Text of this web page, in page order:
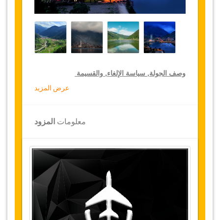
وصف الجولة, سياسة الإلغاء, والقسيمة
تقدم جازيكوورلد 15 % تخفيضا على الجولات الخاصة
في جميع أنحاء تركيا, اضغط على رابط الذهاب إلى
تفاصيل الخصم لتختار جولتك الخاصة المخفضة لمدة
سنة
عرض المزيد
معلومات المزود